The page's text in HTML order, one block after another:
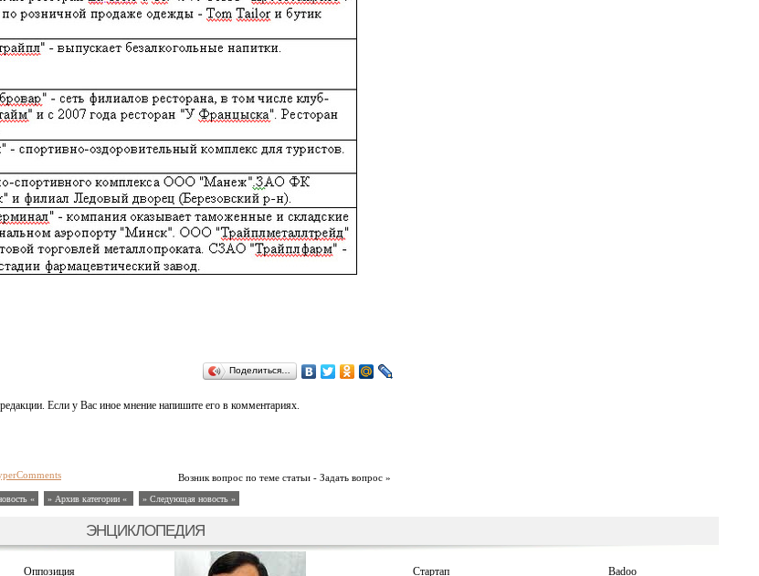
Поделиться…
Если у Вас иное мнение напишите его в комментариях.
Возник вопрос по теме статьи - Задать вопрос »
« » Архив категории « » Следующая новость »
ЭНЦИКЛОПЕДИЯ
Оппозиция Стартап Badoo